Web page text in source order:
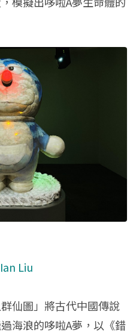
Liu
仙圖」將古代中國傳說
海浪的哆啦A夢，以《錯